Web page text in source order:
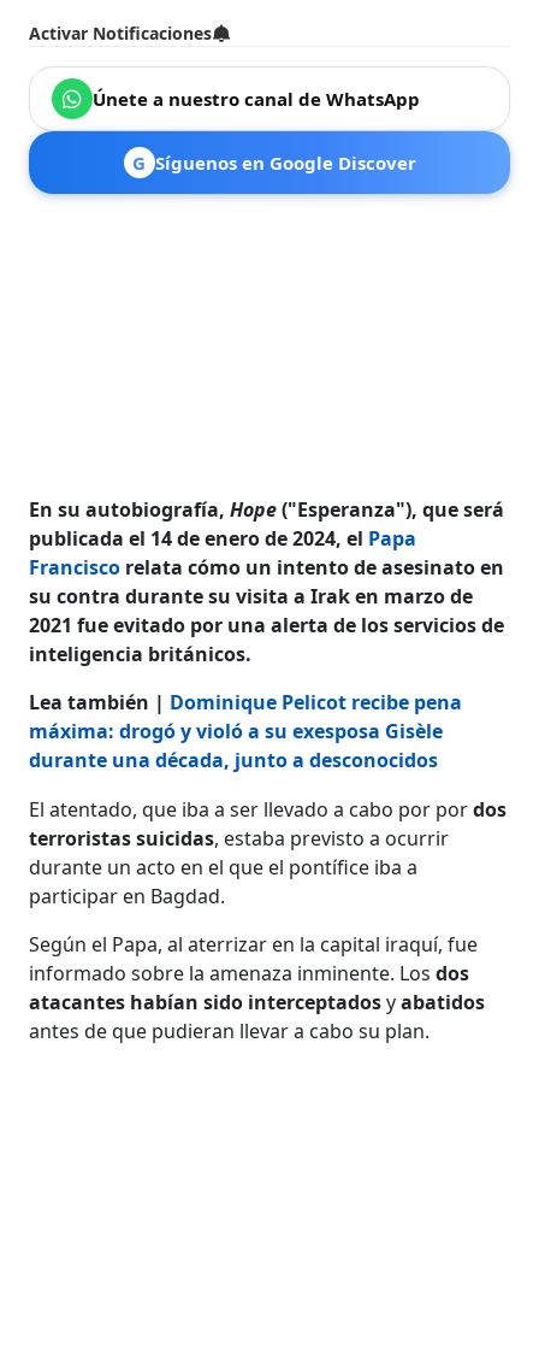
Activar Notificaciones
Únete a nuestro canal de WhatsApp
G Síguenos en Google Discover
En su autobiografía,Hope("Esperanza"), que será
publicada el 14 de enero de 2024, el Papa
Francisco relata cómo un intento de asesinato en
su contra durante su visita a Irak en marzo de
2021 fue evitado por una alerta de los servicios de
inteligencia británicos.
Lea también | Dominique Pelicot recibe pena
máxima: drogó y violó a su exesposa Gisèle
durante una década, junto a desconocidos
El atentado, que iba a ser llevado a cabo por pordos
terroristas suicidas, estaba previsto a ocurrir
durante un acto en el que el pontífice iba a
participar en Bagdad.
Según el Papa, al aterrizar en la capital iraquí, fue
informado sobre la amenaza inminente. Los dos
atacantes habían sido interceptadosyabatidos
antes de que pudieran llevar a cabo su plan.